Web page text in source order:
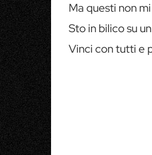
Ma questi non
Sto in bilico su
Vinci con tutti e